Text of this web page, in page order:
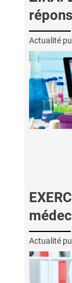
Actualité
Actualité